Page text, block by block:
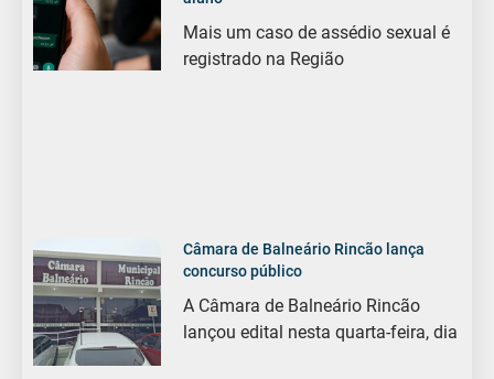
Mais um caso de assédio sexual é
registrado na Região
Câmara de Balneário Rincão lança
concurso público
A Câmara de Balneário Rincão
lançou edital nesta quarta-feira, dia